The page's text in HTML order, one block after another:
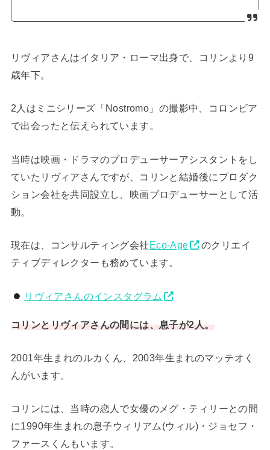
リヴィアさんはイタリア・ローマ出身で、コリンより9
歳年下。
2人はミニシリーズ「Nostromo」の撮影中、コロンビア
で出会ったと伝えられています。
当時は映画・ドラマのプロデューサーアシスタントをし
ていたリヴィアさんですが、コリンと結婚後にプロダク
ション会社を共同設立し、映画プロデューサーとして活
動。
現在は、コンサルティング会社Eco-Age
のクリエイ
ティブディレクターも務めています。
リヴィアさんのインスタグラム
コリンとリヴィアさんの間には、息子が2人。
2001年生まれのルカくん、2003年生まれのマッテオく
んがいます。
コリンには、当時の恋人で女優のメグ・ティリーとの間
に1990年生まれの息子ウィリアム(ウィル)・ジョセフ・
ファースくんもいます。